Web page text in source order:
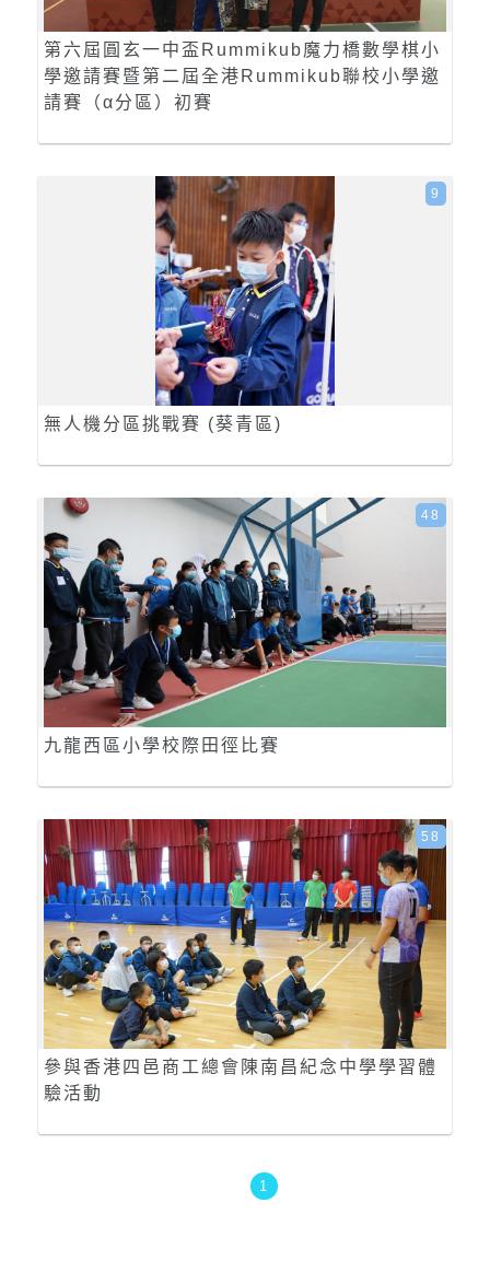
第六屆圓玄一中盃Rummikub魔力橋數學棋小
學邀請賽暨第二屆全港Rummikub聯校小學邀
請賽（α分區）初賽
無人機分區挑戰賽 (葵青區)
9
九龍西區小學校際田徑比賽
48
參與香港四邑商工總會陳南昌紀念中學學習體
驗活動
58
1